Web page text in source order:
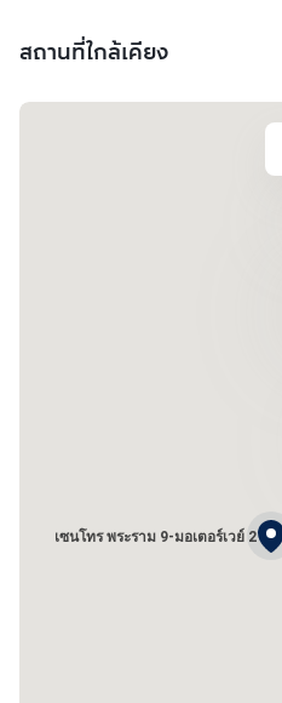
สถานที่ใกล้เคียง
เซนโทร พระราม 9-มอเตอร์เวย์ 2